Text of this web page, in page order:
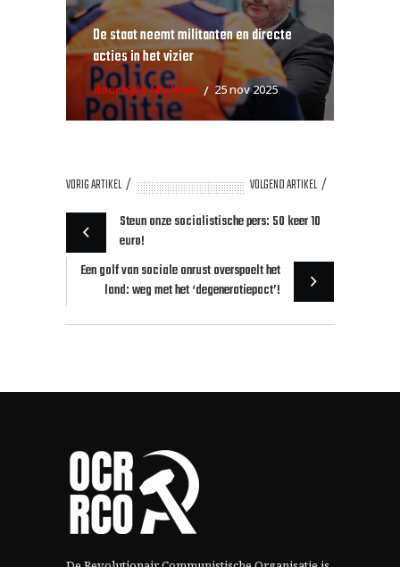
De staat neemt militanten en directe
acties in het vizier
door Kyle Michiels 25 nov 2025
VORIG ARTIKEL
VOLGEND ARTIKEL
Steun onze socialistische pers: 50 keer 10
euro!
Een golf van sociale onrust overspoelt het
land: weg met het ‘degeneratiepact’!